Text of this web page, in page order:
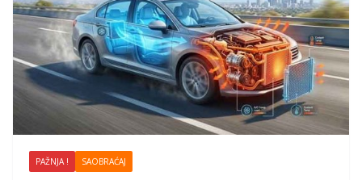
PAŽNJA ! SAOBRAĆAJ